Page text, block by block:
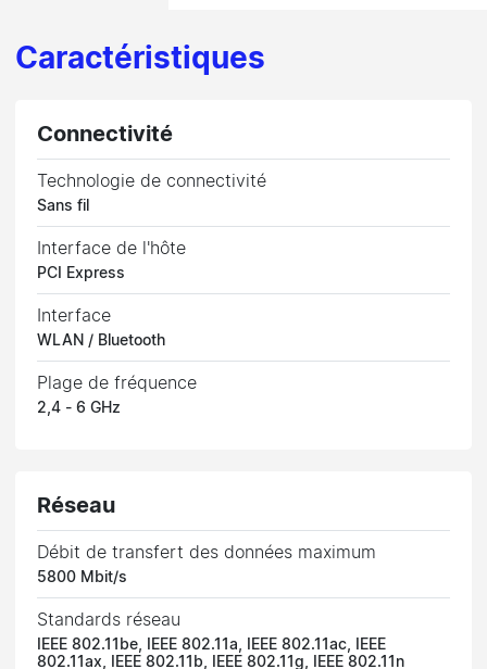
Caractéristiques
Connectivité
Technologie de connectivité
Sans fil
Interface de l'hôte
PCI Express
Interface
WLAN / Bluetooth
Plage de fréquence
2,4 - 6 GHz
Réseau
Débit de transfert des données maximum
5800 Mbit/s
Standards réseau
IEEE 802.11be, IEEE 802.11a, IEEE 802.11ac, IEEE
802.11ax, IEEE 802.11b, IEEE 802.11g, IEEE 802.11n